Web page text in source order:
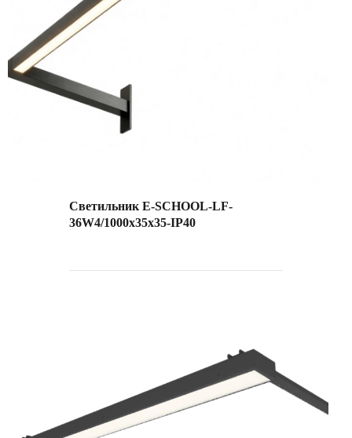
Светильник E-SCHOOL-LF-
36W4/1000х35х35-IP40